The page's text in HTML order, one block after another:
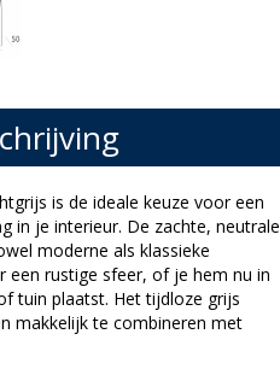
is de ideale keuze voor een
in je interieur. De zachte, neutrale
moderne als klassieke
een rustige sfeer, of je hem nu in
tuin plaatst. Het tijdloze grijs
makkelijk te combineren met